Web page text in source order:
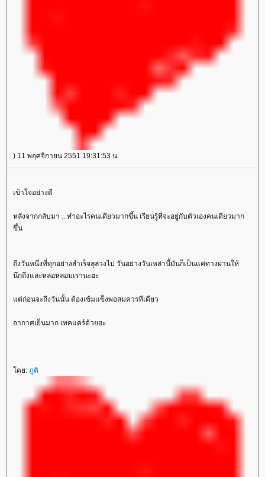
) 11 พฤศจิกายน 2551 19:31:53 น.
เข้าใจอย่างดี
หลังจากกลับมา .. ทำอะไรคนเดียวมากขึ้น เรียนรู้ที่จะอยู่กับตัวเองคนเดียวมาก
ขึ้น
ถึงวันหนึ่งที่ทุกอย่างสำเร็จลุล่วงไป วันอย่างวันเหล่านี้มันก็เป็นแค่ทางผ่านให้
นึกถึงและหล่อหลอมเรานะฮะ
ต่ก่อนจะถึงวันนั้น ต้องเข้มแข็งพอสมควรทีเดียว
อากาศเย็นมาก เทคแคร์ด้วยฮะ
ดย: ภูติ